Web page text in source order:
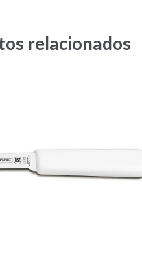
relacionados